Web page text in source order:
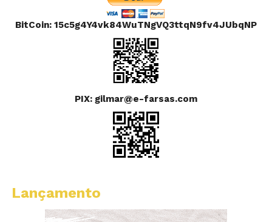
BitCoin: 15c5g4Y4vk84WuTNgVQ3ttqN9fv4JUbqNP
PIX: gilmar@e-farsas.com
Lançamento